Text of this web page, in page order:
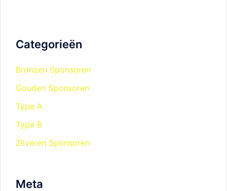
Categorieën
Bronzen Sponsoren
Gouden Sponsoren
Type A
Type B
Zilveren Sponsoren
Meta